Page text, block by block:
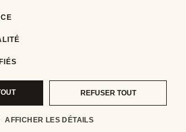
REFUSER TOUT
AFFICHER LES DÉTAILS